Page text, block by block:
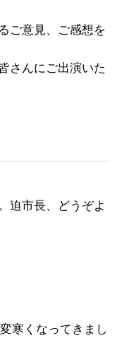
ご意見、ご感想を
さんにご出演いた
迫市長、どうぞよ
寒くなってきまし